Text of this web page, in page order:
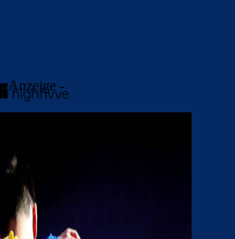
- Anzeige -